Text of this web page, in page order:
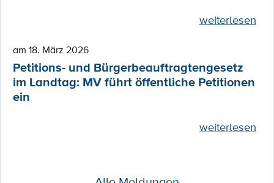
weiterlesen
am 18. März 2026
Petitions- und Bürgerbeauftragtengesetz
im Landtag: MV führt öffentliche Petitionen
ein
weiterlesen